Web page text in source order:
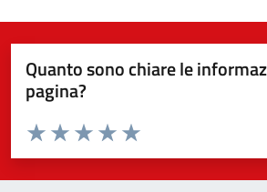
Quanto sono chiare le
pagina?
Valuta da 1 a 5 stelle la pagina
Valuta 5 stelle su 5
Valuta 4 stelle su 5
Valuta 3 stelle su 5
Valuta 2 stelle su 5
Valuta 1 stelle su 5